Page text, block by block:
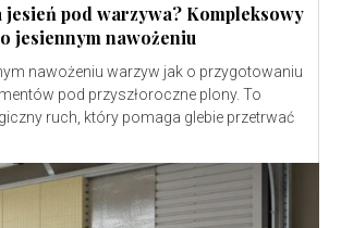
jesień pod warzywa? Kompleksowy
jesiennym nawożeniu
nawożeniu warzyw jak o przygotowaniu
pod przyszłoroczne plony. To
ruch, który pomaga glebie przetrwać